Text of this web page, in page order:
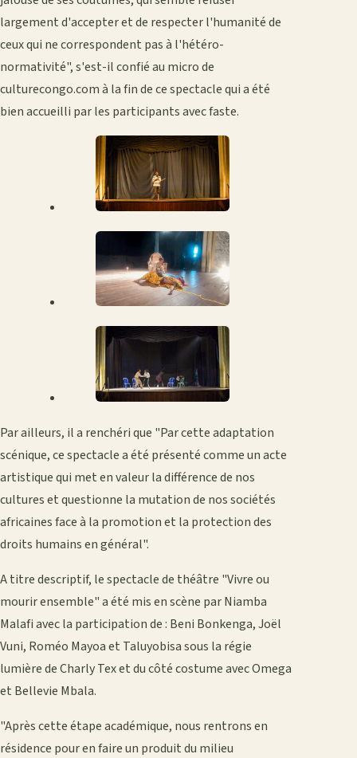
largement d'accepter et de respecter l'humanité de
ceux qui ne correspondent pas à l'hétéro-
normativité", s'est-il confié au micro de
culturecongo.com à la fin de ce spectacle qui a été
bien accueilli par les participants avec faste.
Par ailleurs, il a renchéri que "Par cette adaptation
scénique, ce spectacle a été présenté comme un acte
artistique qui met en valeur la différence de nos
cultures et questionne la mutation de nos sociétés
africaines face à la promotion et la protection des
droits humains en général".
A titre descriptif, le spectacle de théâtre "Vivre ou
mourir ensemble" a été mis en scène par Niamba
Malafi avec la participation de : Beni Bonkenga, Joël
Vuni, Roméo Mayoa et Taluyobisa sous la régie
lumière de Charly Tex et du côté costume avec Omega
et Bellevie Mbala.
"Après cette étape académique, nous rentrons en
résidence pour en faire un produit du milieu